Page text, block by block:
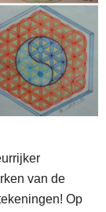
van de
Op